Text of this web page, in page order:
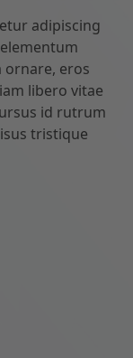
adipiscing
ornare, eros
libero vitae
id rutrum
tristique